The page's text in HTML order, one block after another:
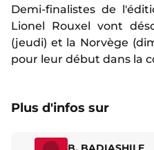
Demi-finalistes de
Lionel Rouxel vont
(jeudi) et la Norvège
pour leur début dans la
Plus d'infos sur